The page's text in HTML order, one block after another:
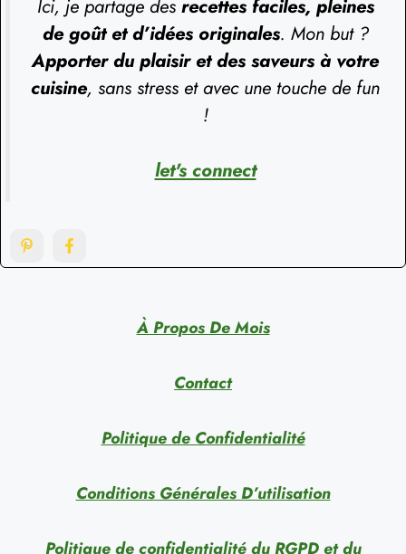
Ici, je partage des recettes faciles, pleines
de goût et d’idées originales. Mon but ?
Apporter du plaisir et des saveurs à votre
cuisine, sans stress et avec une touche de fun
!
let's connect
À Propos De Mois
Contact
Politique de Confidentialité
Conditions Générales D’utilisation
Politique de confidentialité du RGPD et du